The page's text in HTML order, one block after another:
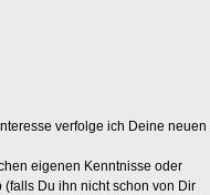
verfolge ich Deine neuen
eigenen Kenntnisse oder
Du ihn nicht schon von Dir